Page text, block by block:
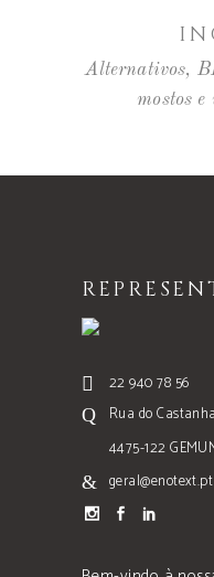
Alternativos,
mostos e
22 940 78 56
Rua do
4475-122
geral@enotext.pt